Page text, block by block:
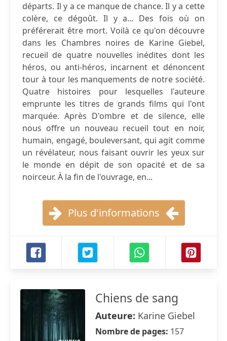
départs. Il y a ce manque de chance. Il y a cette
colère, ce dégoût. Il y a... Des fois où on
préférerait être mort. Voilà ce qu'on découvre
dans les Chambres noires de Karine Giebel,
recueil de quatre nouvelles inédites dont les
héros, ou anti-héros, incarnent et dénoncent
tour à tour les manquements de notre société.
Quatre histoires pour lesquelles l'auteure
emprunte les titres de grands films qui l'ont
marquée. Après D'ombre et de silence, elle
nous offre un nouveau recueil tout en noir,
humain, engagé, bouleversant, qui agit comme
un révélateur, nous faisant ouvrir les yeux sur
le monde en dépit de son opacité et de sa
noirceur. À la fin de l'ouvrage, en...
Plus d'informations
Chiens de sang
Auteure: Karine Giebel
Nombre de pages: 157